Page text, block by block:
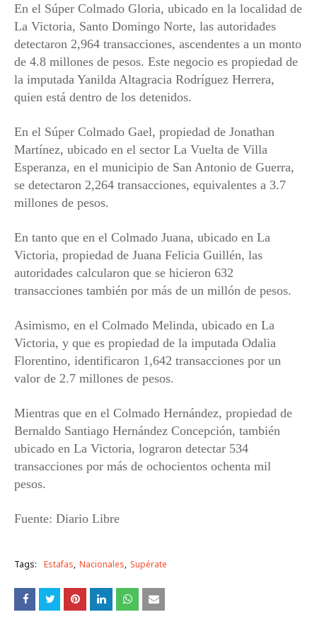
En el Súper Colmado Gloria, ubicado en la localidad de
La Victoria, Santo Domingo Norte, las autoridades
detectaron 2,964 transacciones, ascendentes a un monto
de 4.8 millones de pesos. Este negocio es propiedad de
la imputada Yanilda Altagracia Rodríguez Herrera,
quien está dentro de los detenidos.
En el Súper Colmado Gael, propiedad de Jonathan
Martínez, ubicado en el sector La Vuelta de Villa
Esperanza, en el municipio de San Antonio de Guerra,
se detectaron 2,264 transacciones, equivalentes a 3.7
millones de pesos.
En tanto que en el Colmado Juana, ubicado en La
Victoria, propiedad de Juana Felicia Guillén, las
autoridades calcularon que se hicieron 632
transacciones también por más de un millón de pesos.
Asimismo, en el Colmado Melinda, ubicado en La
Victoria, y que es propiedad de la imputada Odalia
Florentino, identificaron 1,642 transacciones por un
valor de 2.7 millones de pesos.
Mientras que en el Colmado Hernández, propiedad de
Bernaldo Santiago Hernández Concepción, también
ubicado en La Victoria, lograron detectar 534
transacciones por más de ochocientos ochenta mil
pesos.
Fuente: Diario Libre
Tags: Estafas Nacionales Supérate